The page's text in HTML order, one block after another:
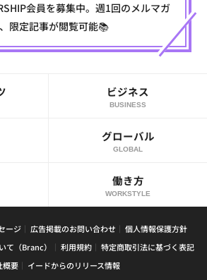
会員を募集中。週1回のメルマガ
限定記事が閲覧可能📚
ビジネス
BUSINESS
グローバル
GLOBAL
働き方
WORKSTYLE
ージ 広告掲載のお問い合わせ
個人情報保護方針
て（Branc）
利用規約
特定商取引法に基づく表記
概要
イードからのリリース情報